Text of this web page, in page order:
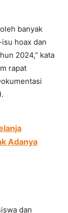
banyak
hoax dan
2024,” kata
rapat
Adanya
dan